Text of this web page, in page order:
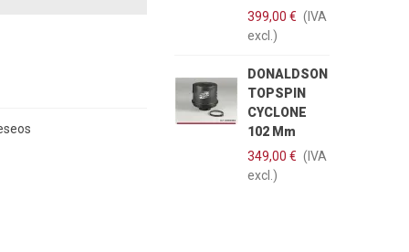
399,00 € (IVA
excl.)
DONALDSON
TOPSPIN
CYCLONE
102 Mm
349,00 € (IVA
excl.)